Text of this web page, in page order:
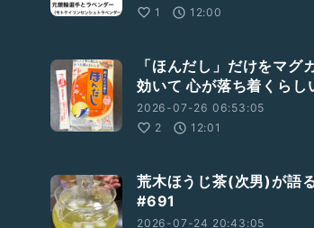
1
12:00
「ほんだし」だけをマグ
効いて 心が落ち着くら
2026-07-26 06:53:05
2
12:01
荒木ほうじ茶(次男)が語
#691
2026-07-24 20:43:05